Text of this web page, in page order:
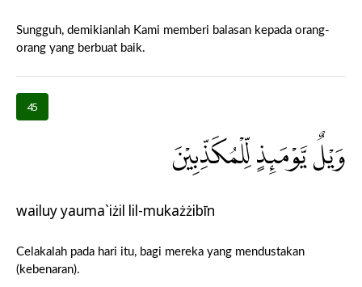
Sungguh, demikianlah Kami memberi balasan kepada orang-
orang yang berbuat baik.
45
وَيْلٌ يَّوْمَىِٕذٍ لِّلْمُكَذِّبِيْنَ
wailuy yauma`iżil lil-mukażżibīn
Celakalah pada hari itu, bagi mereka yang mendustakan
(kebenaran).